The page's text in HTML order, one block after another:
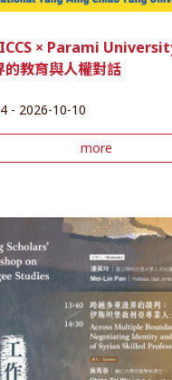
× Parami
的教育與人權對話
- 2026-10-10
more